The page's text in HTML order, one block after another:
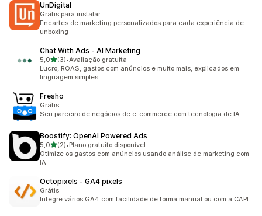
UnDigital
Grátis para instalar
Encartes de marketing personalizados para cada experiência de
unboxing
Chat With Ads ‑ AI Marketing
5,0de 5 estrelas
(3)
3 avaliações ao todo
•Avaliação gratuita
Lucro, ROAS, gastos com anúncios e muito mais, explicados em
linguagem simples.
Fresho
Grátis
Seu parceiro de negócios de e-commerce com tecnologia de IA
Boostify: OpenAI Powered Ads
5,0de 5 estrelas
(2)
2 avaliações ao todo
•Plano gratuito disponível
Otimize os gastos com anúncios usando análise de marketing com
IA
Octopixels ‑ GA4 pixels
Grátis
Integre vários GA4 com facilidade de forma manual ou com a CAPI